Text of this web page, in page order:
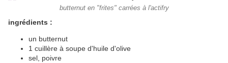
butternut en "frites" carrées à l'actifry
ingrédients :
un butternut
1 cuillère à soupe d'huile d'olive
sel, poivre